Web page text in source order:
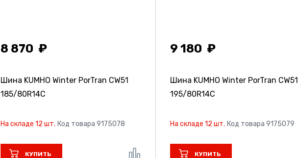
8 870
Шина KUMHO Winter PorTran CW51
185/80R14C
На складе 12 шт. Код товара 9175078
КУПИТЬ
9 180
Шина KUMHO Winter PorTran CW51
195/80R14C
На складе 12 шт. Код товара 9175079
КУПИТЬ